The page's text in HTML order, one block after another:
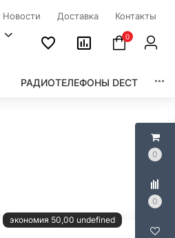
0
0
Новости Доставка Контакты
0
РАДИОТЕЛЕФОНЫ DECT
экономия 50,00 undefined